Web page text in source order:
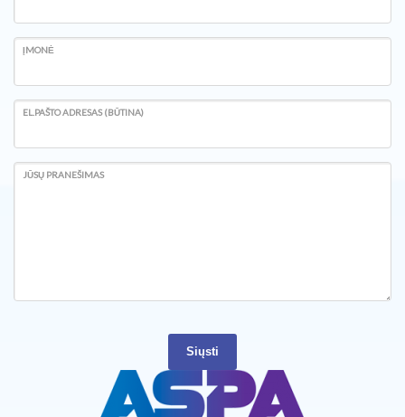
ĮMONĖ
EL.PAŠTO ADRESAS (BŪTINA)
JŪSŲ PRANEŠIMAS
Siųsti